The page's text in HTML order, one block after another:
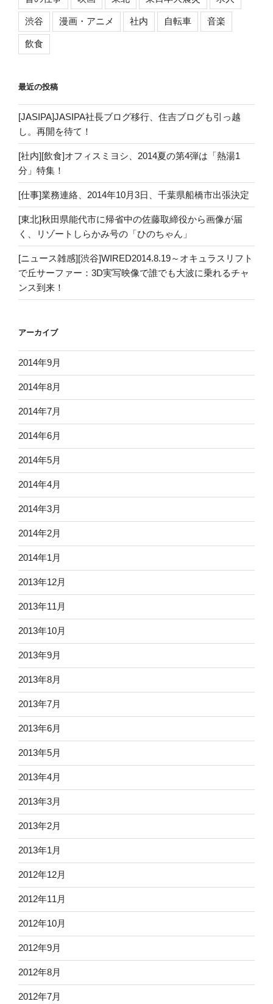
渋谷 漫画・アニメ 社内 自転車 音楽
飲食
最近の投稿
[JASIPA]JASIPA社長ブログ移行、住吉ブログも引っ越
し。再開を待て！
[社内][飲食]オフィスミヨシ、2014夏の第4弾は「熱湯1
分」特集！
[仕事]業務連絡、2014年10月3日、千葉県船橋市出張決定
[東北]秋田県能代市に帰省中の佐藤取締役から画像が届
く、リゾートしらかみ号の「ひのちゃん」
[ニュース雑感][渋谷]WIRED2014.8.19～オキュラスリフト
で丘サーファー：3D実写映像で誰でも大波に乗れるチャ
ンス到来！
アーカイブ
2014年9月
2014年8月
2014年7月
2014年6月
2014年5月
2014年4月
2014年3月
2014年2月
2014年1月
2013年12月
2013年11月
2013年10月
2013年9月
2013年8月
2013年7月
2013年6月
2013年5月
2013年4月
2013年3月
2013年2月
2013年1月
2012年12月
2012年11月
2012年10月
2012年9月
2012年8月
2012年7月